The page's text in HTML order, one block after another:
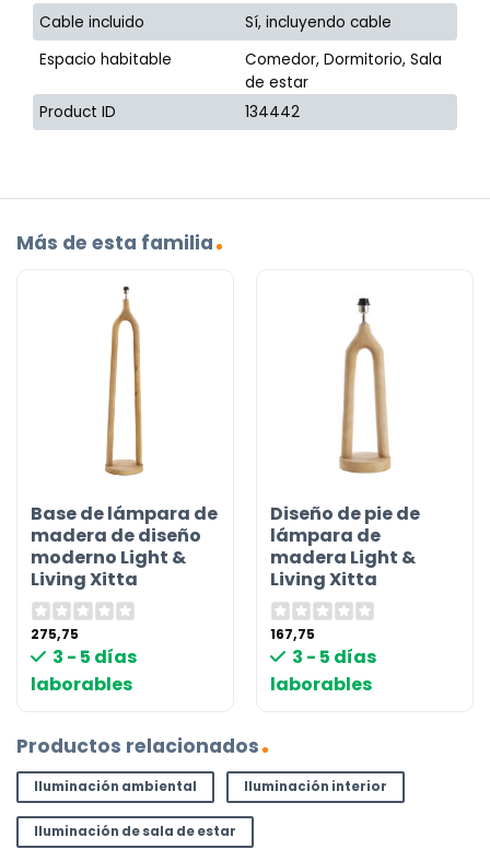
Cable incluido
Sí, incluyendo cable
Espacio habitable
Comedor, Dormitorio, Sala
de estar
Product ID
134442
Más de esta familia
Base de lámpara de
madera de diseño
moderno Light &
Living Xitta
275,75
3 - 5 días
laborables
Diseño de pie de
lámpara de
madera Light &
Living Xitta
167,75
3 - 5 días
laborables
Productos relacionados
Iluminación ambiental Iluminación interior
Iluminación de sala de estar